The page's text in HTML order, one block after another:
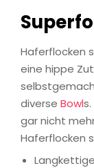
Haferflocken
eine hippe
diverse Bowl
gar nicht
Haferflocken
Langkettige